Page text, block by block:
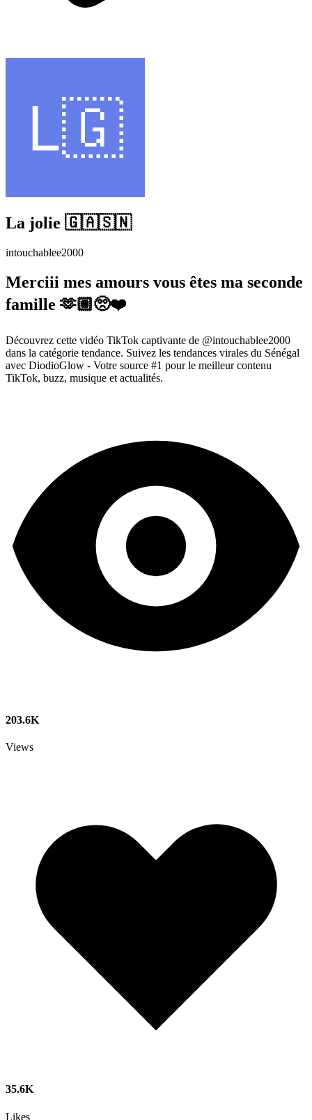
La jolie 🇬🇦🇸🇳
intouchablee2000
Merciii mes amours vous êtes ma seconde
famille 🫶🏽🥺❤️
Découvrez cette vidéo TikTok captivante de @intouchablee2000
dans la catégorie tendance. Suivez les tendances virales du Sénégal
avec DiodioGlow - Votre source #1 pour le meilleur contenu
TikTok, buzz, musique et actualités.
203.6K
Views
35.6K
Likes